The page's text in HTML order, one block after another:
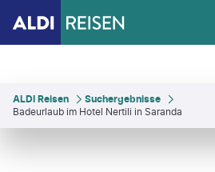
ALDI Reisen
Suchergebnisse
Badeurlaub im Hotel Nertili in Saranda